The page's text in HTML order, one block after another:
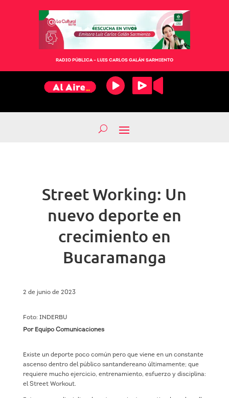
RADIO PÚBLICA – LUIS CARLOS GALÁN SARMIENTO
Street Working: Un
nuevo deporte en
crecimiento en
Bucaramanga
2 de junio de 2023
Foto: INDERBU
Por Equipo Comunicaciones
Existe un deporte poco común pero que viene en un constante
ascenso dentro del público santandereano últimamente; que
requiere mucho ejercicio, entrenamiento, esfuerzo y disciplina:
el Street Workout.